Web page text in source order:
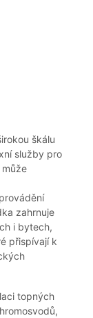
škálu
služby pro
zahrnuje
i bytech,
přispívají k
topných